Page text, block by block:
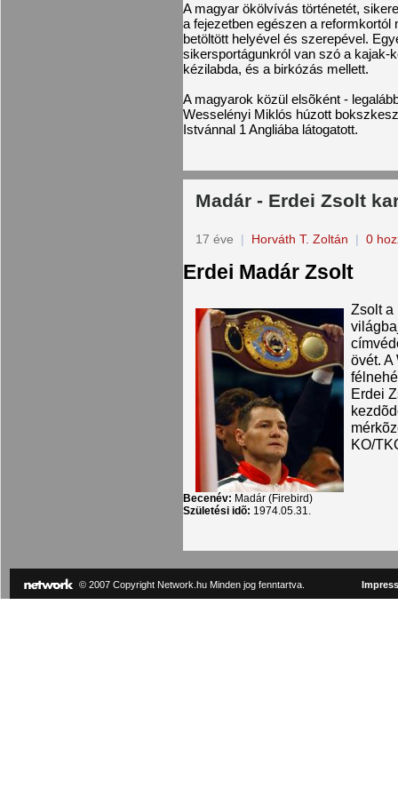
A magyar ökölvívás történetét,
a fejezetben egészen a
betöltött helyével és szerepével.
sikersportágunkról van szó a kajak-
kézilabda, és a birkózás mellett.
A magyarok közül elsõként -
Wesselényi Miklós húzott
Istvánnal 1 Angliába látogatott.
Madár - Erdei Zsolt
17 éve | Horváth T. Zoltán | 0
Erdei Madár Zsolt
Zsolt a
övét. A
Erdei
KO/
Becenév: Madár (Firebird)
Születési idõ: 1974.05.31.
© 2007 Copyright Network.hu Minden jog fenntartva.